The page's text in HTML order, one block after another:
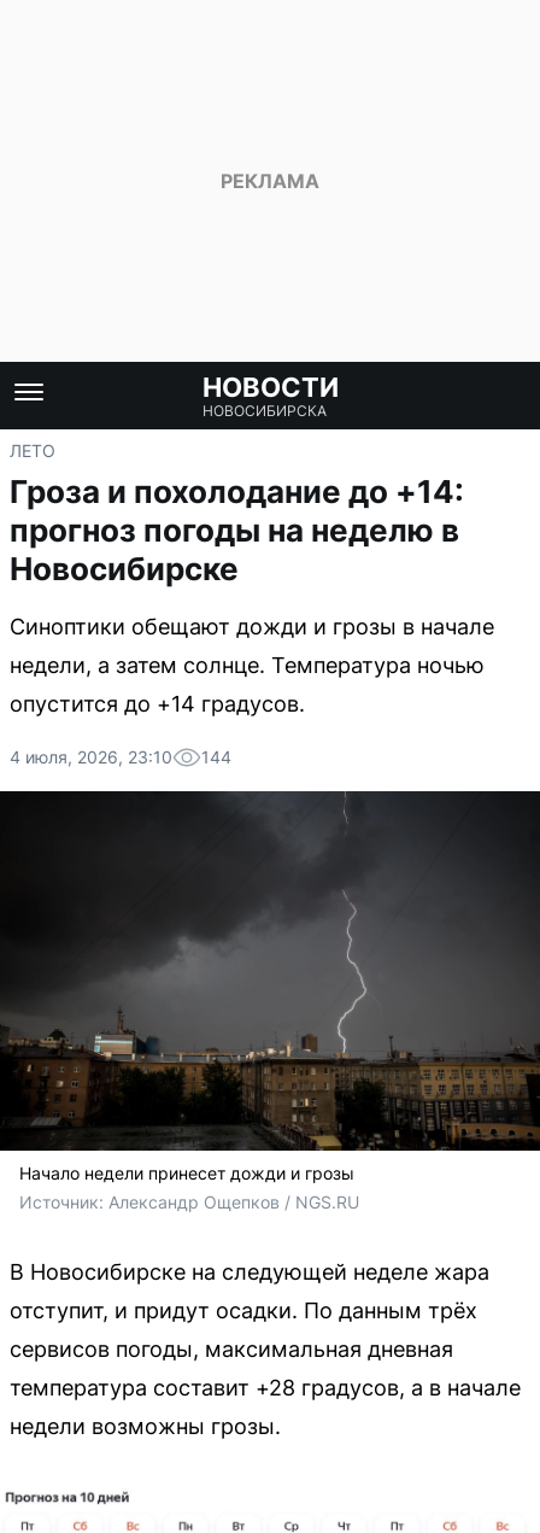
НОВОСТИ
НОВОСИБИРСКА
ЛЕТО
Гроза и похолодание до +14:
прогноз погоды на неделю в
Новосибирске
Синоптики обещают дожди и грозы в начале
недели, а затем солнце. Температура ночью
опустится до +14 градусов.
4 июля, 2026, 23:10 144
Начало недели принесет дожди и грозы
Источник: Александр Ощепков / NGS.RU
В Новосибирске на следующей неделе жара
отступит, и придут осадки. По данным трёх
сервисов погоды, максимальная дневная
температура составит +28 градусов, а в начале
недели возможны грозы.